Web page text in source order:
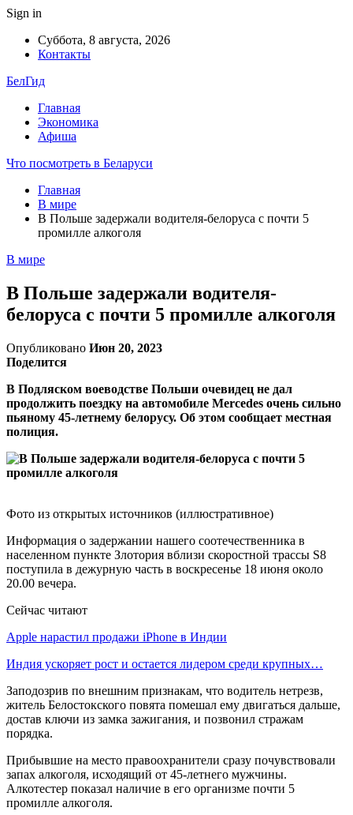
Sign in
Суббота, 8 августа, 2026
Контакты
БелГид
Главная
Экономика
Афиша
Что посмотреть в Беларуси
Главная
В мире
В Польше задержали водителя-белоруса с почти 5
промилле алкоголя
В мире
В Польше задержали водителя-
белоруса с почти 5 промилле алкоголя
Опубликовано Июн 20, 2023
Поделится
В Подляском воеводстве Польши очевидец не дал
продолжить поездку на автомобиле Mercedes очень сильно
пьяному 45-летнему белорусу. Об этом сообщает местная
полиция.
Фото из открытых источников (иллюстративное)
Информация о задержании нашего соотечественника в
населенном пункте Злотория вблизи скоростной трассы S8
поступила в дежурную часть в воскресенье 18 июня около
20.00 вечера.
Сейчас читают
Apple нарастил продажи iPhone в Индии
Индия ускоряет рост и остается лидером среди крупных…
Заподозрив по внешним признакам, что водитель нетрезв,
житель Белостокского повята помешал ему двигаться дальше,
достав ключи из замка зажигания, и позвонил стражам
порядка.
Прибывшие на место правоохранители сразу почувствовали
запах алкоголя, исходящий от 45-летнего мужчины.
Алкотестер показал наличие в его организме почти 5
промилле алкоголя.